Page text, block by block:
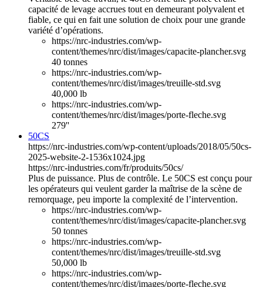
capacité de levage accrues tout en demeurant polyvalent et
fiable, ce qui en fait une solution de choix pour une grande
variété d’opérations.
https://nrc-industries.com/wp-
content/themes/nrc/dist/images/capacite-plancher.svg
40 tonnes
https://nrc-industries.com/wp-
content/themes/nrc/dist/images/treuille-std.svg
40,000 lb
https://nrc-industries.com/wp-
content/themes/nrc/dist/images/porte-fleche.svg
279''
50CS
https://nrc-industries.com/wp-content/uploads/2018/05/50cs-
2025-website-2-1536x1024.jpg
https://nrc-industries.com/fr/produits/50cs/
Plus de puissance. Plus de contrôle. Le 50CS est conçu pour
les opérateurs qui veulent garder la maîtrise de la scène de
remorquage, peu importe la complexité de l’intervention.
https://nrc-industries.com/wp-
content/themes/nrc/dist/images/capacite-plancher.svg
50 tonnes
https://nrc-industries.com/wp-
content/themes/nrc/dist/images/treuille-std.svg
50,000 lb
https://nrc-industries.com/wp-
content/themes/nrc/dist/images/porte-fleche.svg